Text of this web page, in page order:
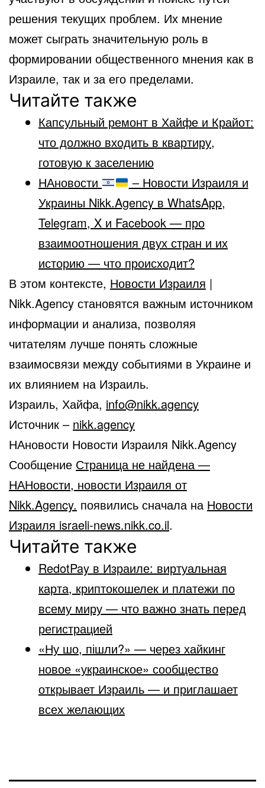
решения текущих проблем. Их мнение
может сыграть значительную роль в
формировании общественного мнения как в
Израиле, так и за его пределами.
Читайте также
Капсульный ремонт в Хайфе и Крайот:
что должно входить в квартиру,
готовую к заселению
НАновости
– Новости Израиля и
Украины Nikk.Agency в WhatsApp,
Telegram, X и Facebook — про
взаимоотношения двух стран и их
историю — что происходит?
В этом контексте, Новости Израиля |
Nikk.Agency становятся важным источником
информации и анализа, позволяя
читателям лучше понять сложные
взаимосвязи между событиями в Украине и
их влиянием на Израиль.
Израиль, Хайфа, info@nikk.agency
Источник – nikk.agency
НАновости Новости Израиля Nikk.Agency
Сообщение Страница не найдена —
НАНовости, новости Израиля от
Nikk.Agency. появились сначала на Новости
Израиля israeli-news.nikk.co.il.
Читайте также
RedotPay в Израиле: виртуальная
карта, криптокошелек и платежи по
всему миру — что важно знать перед
регистрацией
«Ну шо, пішли?» — через хайкинг
новое «украинское» сообщество
открывает Израиль — и приглашает
всех желающих